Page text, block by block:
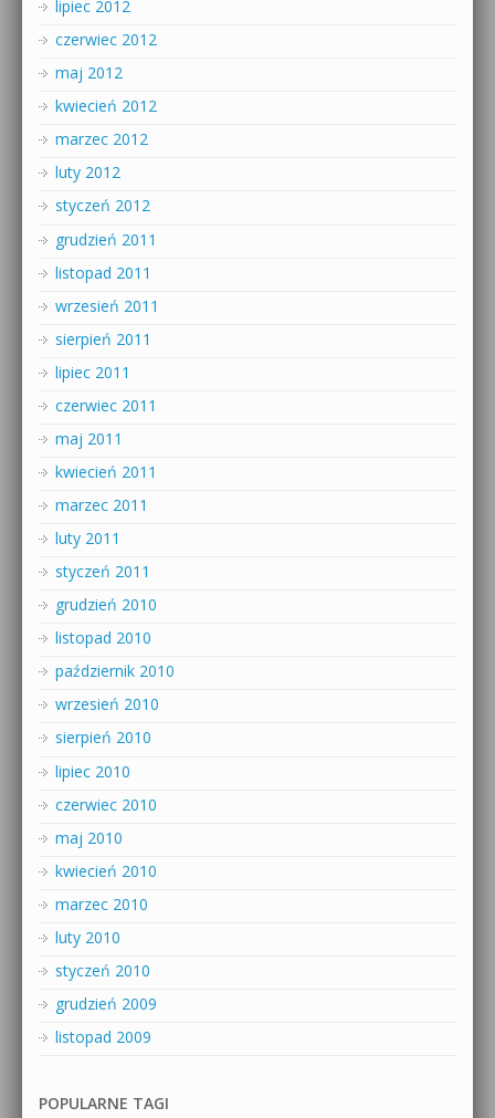
lipiec 2012
czerwiec 2012
maj 2012
kwiecień 2012
marzec 2012
luty 2012
styczeń 2012
grudzień 2011
listopad 2011
wrzesień 2011
sierpień 2011
lipiec 2011
czerwiec 2011
maj 2011
kwiecień 2011
marzec 2011
luty 2011
styczeń 2011
grudzień 2010
listopad 2010
październik 2010
wrzesień 2010
sierpień 2010
lipiec 2010
czerwiec 2010
maj 2010
kwiecień 2010
marzec 2010
luty 2010
styczeń 2010
grudzień 2009
listopad 2009
POPULARNE TAGI